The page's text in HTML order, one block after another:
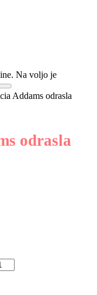
Na voljo je
Addams odrasla
odrasla